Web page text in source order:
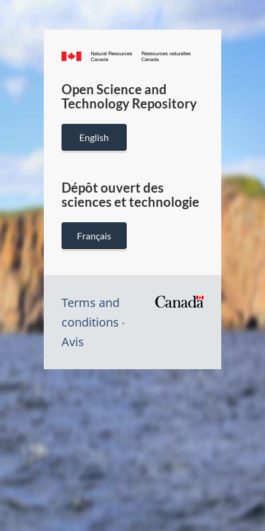
Canada.ca
/
Canada
Open Science and
Technology Repository
English
Dépôt ouvert des
sciences et technologie
Français
Terms and
conditions
Avis
Symbole
Canada